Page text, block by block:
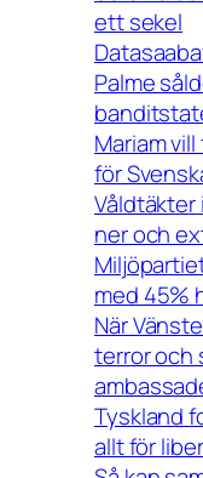
ett sekel
Palme
Mariam
för
ner och
med 45%
När
terror och
Tyskland
allt för